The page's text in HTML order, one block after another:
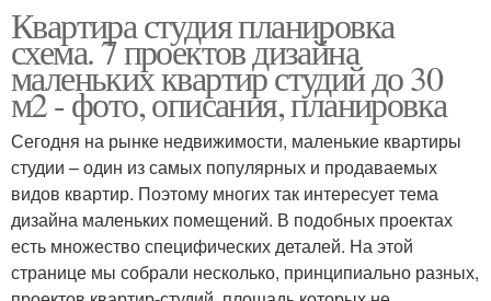
Квартира студия планировка
схема. 7 проектов дизайна
маленьких квартир студий до 30
м2 - фото, описания, планировка
Сегодня на рынке недвижимости, маленькие квартиры
студии – один из самых популярных и продаваемых
видов квартир. Поэтому многих так интересует тема
дизайна маленьких помещений. В подобных проектах
есть множество специфических деталей. На этой
странице мы собрали несколько, принципиально разных,